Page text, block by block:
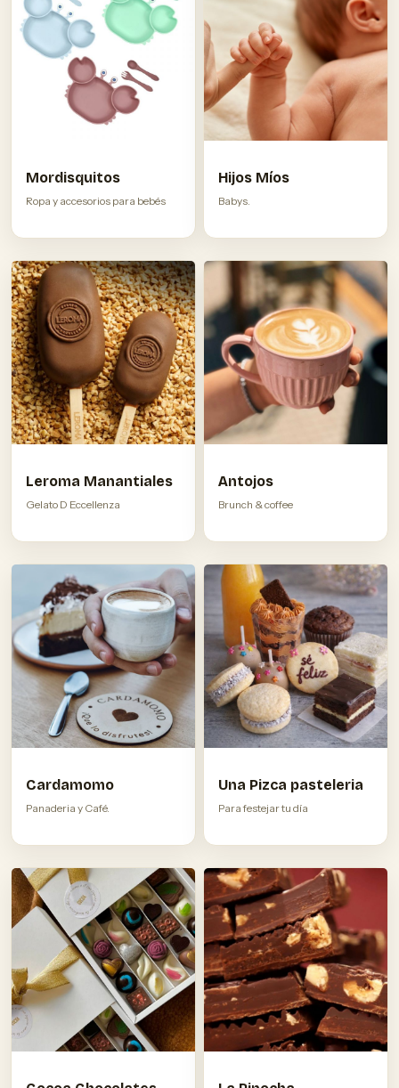
Mordisquitos
Ropa y accesorios para bebés
Hijos Míos
Babys.
Leroma Manantiales
Gelato D Eccellenza
Antojos
Brunch & coffee
Cardamomo
Panaderia y Café.
Una Pizca pasteleria
Para festejar tu día